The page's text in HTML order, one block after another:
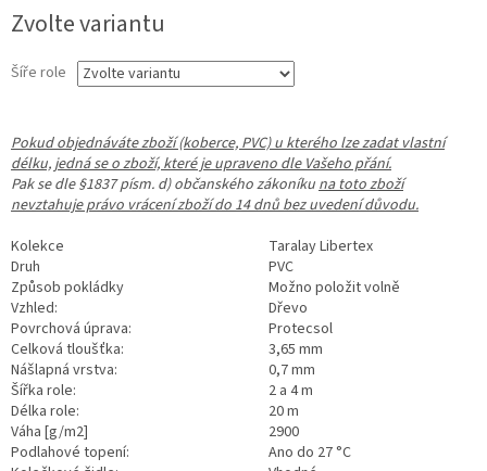
cena:
Zvolte variantu
Šíře role
Pokud objednáváte zboží (koberce, PVC) u kterého lze zadat vlastní
délku, jedná se o zboží, které je upraveno dle Vašeho přání.
Pak se dle §1837 písm. d) občanského zákoníku na toto zboží
nevztahuje právo vrácení zboží do 14 dnů bez uvedení důvodu.
Kolekce
Taralay Libertex
Druh
PVC
Způsob pokládky
Možno položit volně
Vzhled:
Dřevo
Povrchová úprava:
Protecsol
Celková tloušťka:
3,65 mm
Nášlapná vrstva:
0,7 mm
Šířka role:
2 a 4 m
Délka role:
20 m
Váha [g/m2]
2900
Podlahové topení:
Ano do 27 °C